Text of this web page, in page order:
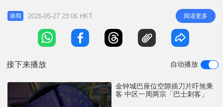
e
层搜证，又向报案乘客了解。 据了解，当时乘客在
皇后大道东上车，到上层靠后位置坐下时感到异样，
其后发现座位间有一把约13厘米长鎅刀，当中约1厘
米刃口外露。乘客未有大碍，通知车长并报警求助。
港闻 2026-05-27 23:06 HKT 阅读更多
接下来播放 自动播放
金钟城巴座位空隙插刀片吓煞乘
客 中区一周两宗「巴士刺客」